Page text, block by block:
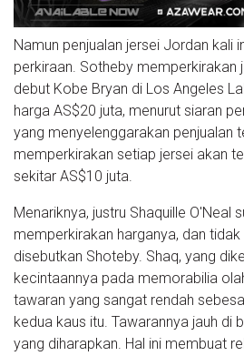
Namun penjualan jersei Jordan kali
perkiraan. Sotheby memperkirakan
debut Kobe Bryan di Los Angeles
harga AS$20 juta, menurut siaran
yang menyelenggarakan penjualan
memperkirakan setiap jersei akan
sekitar AS$10 juta.
Menariknya, justru Shaquille O'Neal
memperkirakan harganya, dan
disebutkan Shoteby. Shaq, yang
kecintaannya pada memorabilia
tawaran yang sangat rendah
kedua kaus itu. Tawarannya jauh di
yang diharapkan. Hal ini membuat